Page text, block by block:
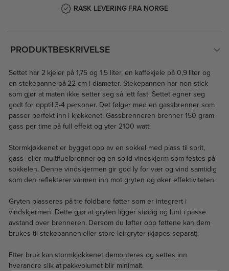
RASK LEVERING FRA NORGE
PRODUKTBESKRIVELSE
Settet har 2 kjeler på 1,75 og 1,5 liter, en kaffekjele på 0,9 liter og
en stekepanne på 22 cm i diameter. Stekepannen har non-stick
som gjør at maten ikke setter seg så lett fast. Settet egner seg
godt for opptil 3-4 personer. Det følger med en gassbrenner som
passer perfekt inn i kjøkkenet. Gassbrenneren brenner 150 gram
gass per time på full effekt og yter 2100 watt.
Stormkjøkkenet er bygget opp av en sokkel med plass til sprit,
gass- eller multifuelbrenner og en solid vindskjerm som festes på
sokkelen. Denne vindskjermen gir god ly for vær og vind samtidig
som den reflekterer varmen inn mot gryten og øker effektiviteten.
Gryten plasseres på tre foldbare føtter som er integrert i
vindskjermen. Dette gjør at gryten ligger stødig og lunt i passe
avstand over brenneren. Dersom du løfter opp føttene kan dem
brukes til stekepannen eller store leirgryter (kjøpes separat).
Etter bruk kan stormkjøkkenet demonteres og settes inn
hverandre slik at pakkvolumet blir minimalt.